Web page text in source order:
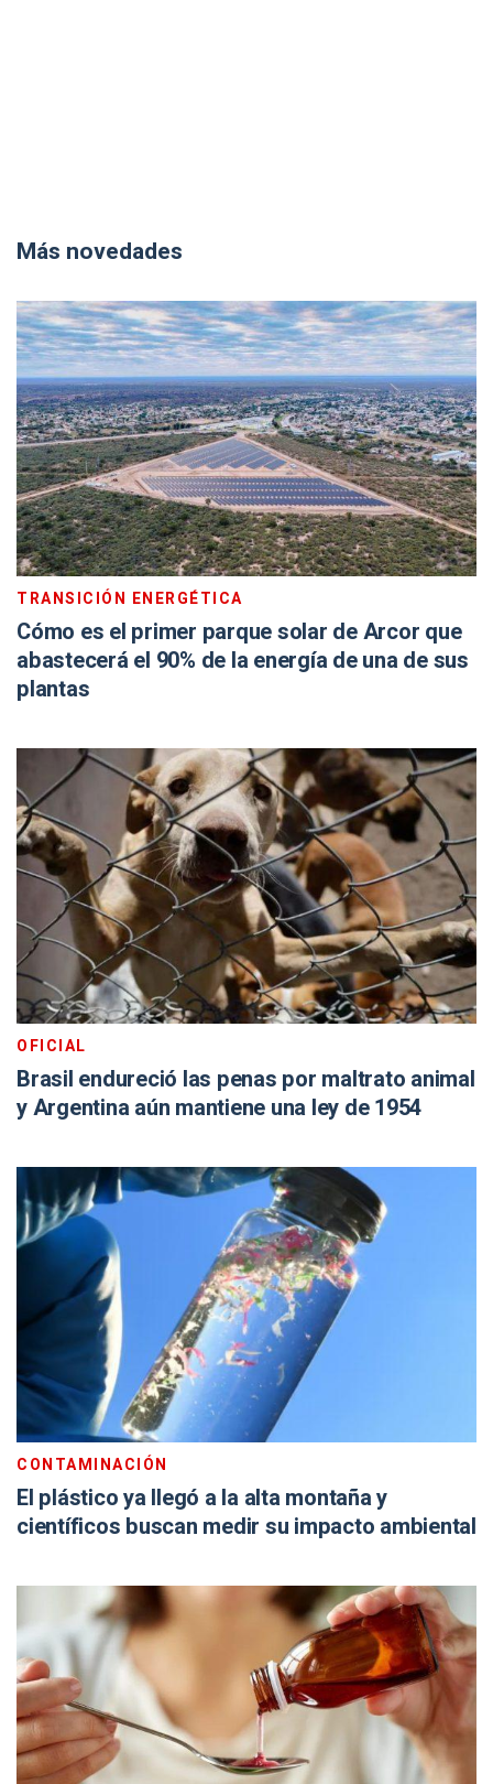
Más novedades
TRANSICIÓN ENERGÉTICA
Cómo es el primer parque solar de Arcor que
abastecerá el 90% de la energía de una de sus
plantas
OFICIAL
Brasil endureció las penas por maltrato animal
y Argentina aún mantiene una ley de 1954
CONTAMINACIÓN
El plástico ya llegó a la alta montaña y
científicos buscan medir su impacto ambiental